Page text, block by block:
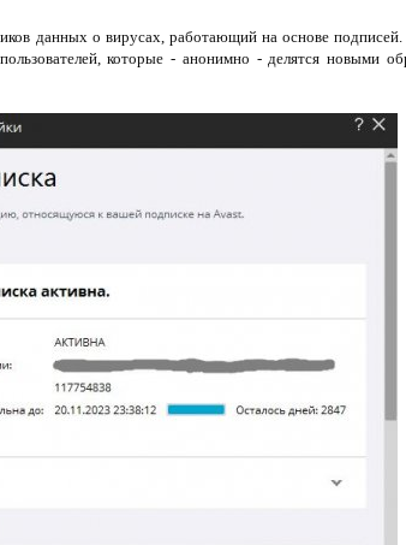
данных о вирусах, работающий на основе подписей.
которые - анонимно - делятся новыми